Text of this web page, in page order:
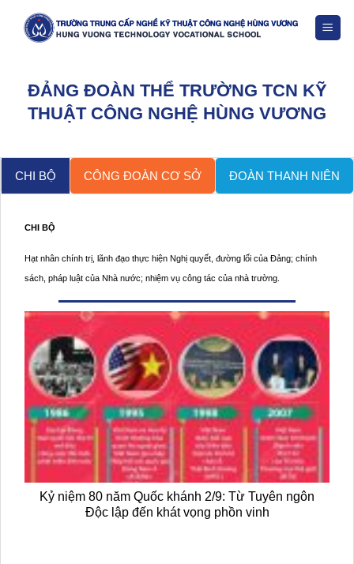
ĐẢNG ĐOÀN THỂ TRƯỜNG TCN KỸ
THUẬT CÔNG NGHỆ HÙNG VƯƠNG
CHI BỘ CÔNG ĐOÀN CƠ SỞ ĐOÀN THANH NIÊN
CHI BỘ
Hạt nhân chính trị, lãnh đạo thực hiện Nghị quyết, đường lối của Đảng; chính
sách, pháp luật của Nhà nước; nhiệm vụ công tác của nhà trường.
Kỷ niệm 80 năm Quốc khánh 2/9: Từ Tuyên ngôn
Độc lập đến khát vọng phồn vinh